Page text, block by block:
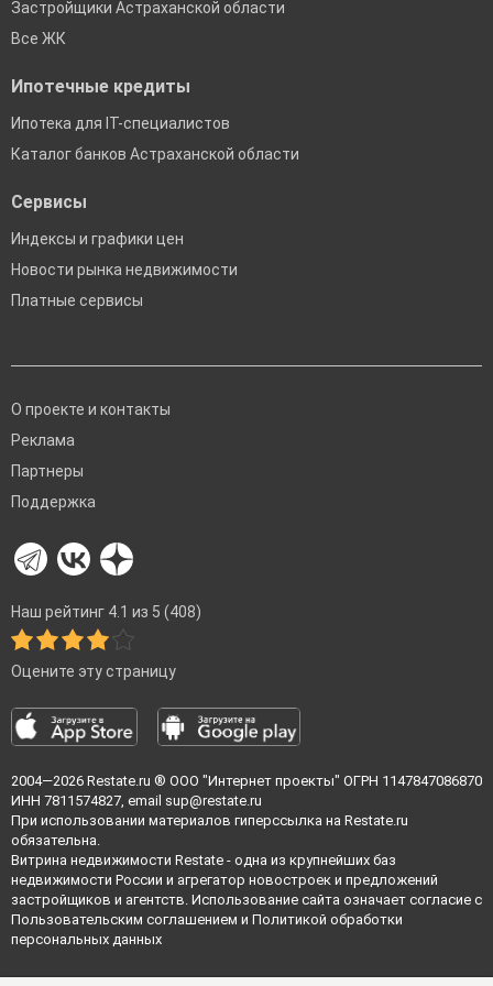
Застройщики Астраханской области
Все ЖК
Ипотечные кредиты
Ипотека для IT-специалистов
Каталог банков Астраханской области
Сервисы
Индексы и графики цен
Новости рынка недвижимости
Платные сервисы
О проекте и контакты
Реклама
Партнеры
Поддержка
Наш рейтинг 4.1 из 5 (408)
Оцените эту страницу
2004—2026 Restate.ru ® ООО "Интернет проекты" ОГРН 1147847086870
ИНН 7811574827, email sup@restate.ru
При использовании материалов гиперссылка на Restate.ru
обязательна.
Витрина недвижимости Restate - одна из крупнейших баз
недвижимости России и агрегатор новостроек и предложений
застройщиков и агентств. Использование сайта означает согласие с
Пользовательским соглашением и Политикой обработки
персональных данных